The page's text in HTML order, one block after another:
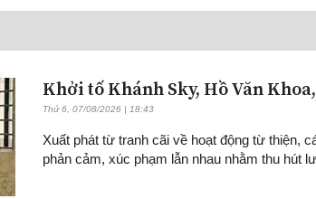
Khởi tố Khánh Sky, Hồ Văn
Thứ 6, 07/08/2026 | 18:43
Xuất phát từ tranh cãi về hoạt động từ thiện,
phản cảm, xúc phạm lẫn nhau nhằm thu hút